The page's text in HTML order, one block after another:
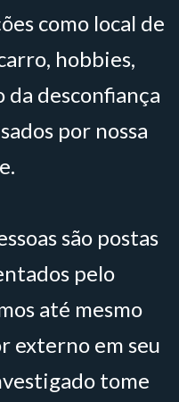
como local de
hobbies,
desconfiança
por nossa
são postas
pelo
até mesmo
externo em seu
tome